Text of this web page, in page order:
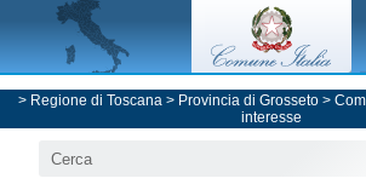
> Regione di Toscana> Provincia di Grosseto>
interesse